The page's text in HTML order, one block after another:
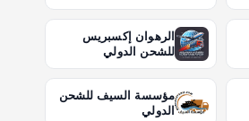
الرهوان إكسبريس
للشحن الدولي
مؤسسة السيف للشحن
الدولي